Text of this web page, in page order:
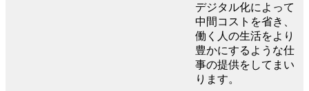
デジタル化によって
中間コストを省き、
働く人の生活をより
豊かにするような仕
事の提供をしてまい
ります。